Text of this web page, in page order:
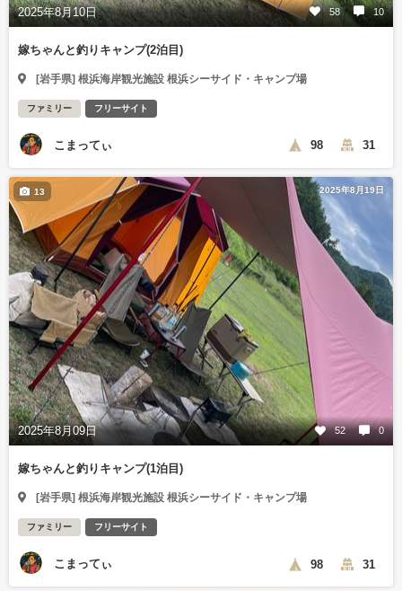
2025年8月10日 58 10
嫁ちゃんと釣りキャンプ(2泊目)
[岩手県] 根浜海岸観光施設 根浜シーサイド・キャンプ場
ファミリー フリーサイト
こまってぃ 98 31
2025年8月19日
2025年8月09日 52 0
13
嫁ちゃんと釣りキャンプ(1泊目)
[岩手県] 根浜海岸観光施設 根浜シーサイド・キャンプ場
ファミリー フリーサイト
こまってぃ 98 31